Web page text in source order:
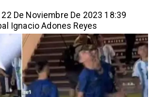
De Noviembre De 2023 18:39
Ignacio Adones Reyes